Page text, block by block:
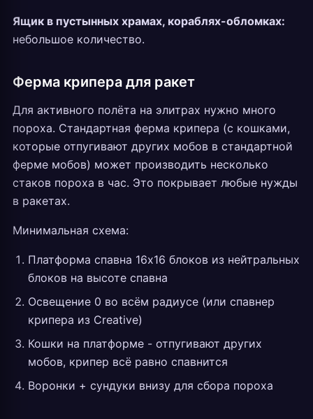
Ящик в пустынных храмах, кораблях-обломках:
небольшое количество.
Ферма крипера для ракет
Для активного полёта на элитрах нужно много
пороха. Стандартная ферма крипера (с кошками,
которые отпугивают других мобов в стандартной
ферме мобов) может производить несколько
стаков пороха в час. Это покрывает любые нужды
в ракетах.
Минимальная схема:
Платформа спавна 16x16 блоков из нейтральных
блоков на высоте спавна
Освещение 0 во всём радиусе (или спавнер
крипера из Creative)
Кошки на платформе - отпугивают других
мобов, крипер всё равно спавнится
Воронки + сундуки внизу для сбора пороха